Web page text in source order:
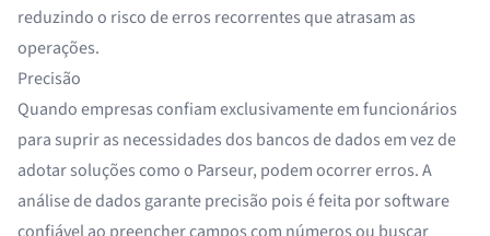
reduzindo o risco de erros recorrentes que atrasam as
operações.
Precisão
Quando empresas confiam exclusivamente em funcionários
para suprir as necessidades dos bancos de dados em vez de
adotar soluções como o Parseur, podem ocorrer erros. A
análise de dados garante precisão pois é feita por software